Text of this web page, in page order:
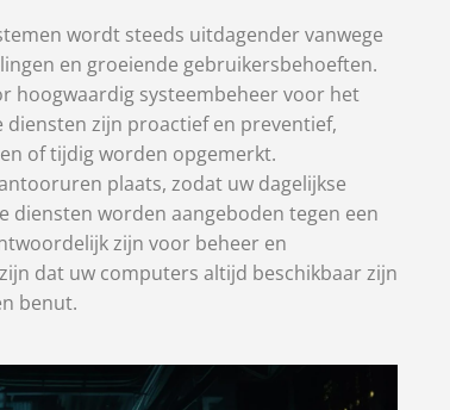
wordt steeds uitdagender vanwege
en groeiende gebruikersbehoeften.
hoogwaardig systeembeheer voor het
diensten zijn proactief en preventief,
of tijdig worden opgemerkt.
plaats, zodat uw dagelijkse
worden aangeboden tegen een
zijn voor beheer en
dat uw computers altijd beschikbaar zijn
benut.